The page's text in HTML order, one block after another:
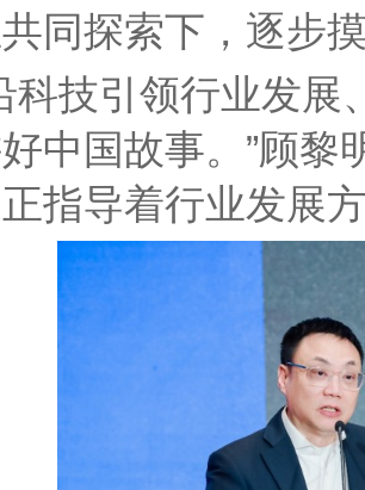
同探索下，逐步
科技引领行业发
中国故事。”顾
指导着行业发展